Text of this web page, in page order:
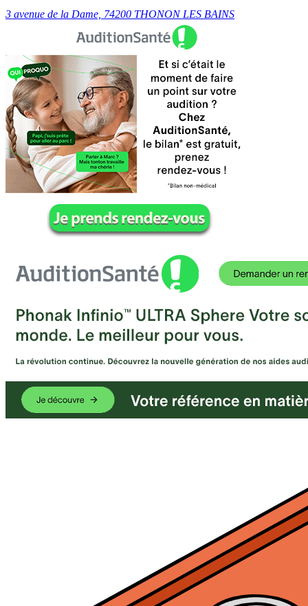
3 avenue de la Dame, 74200 THONON LES BAINS